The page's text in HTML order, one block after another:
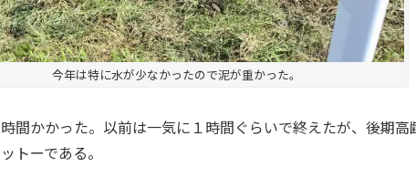
今年は特に水が少なかったので泥が重かった。
間かかった。以前は一気に１時間ぐらいで終えたが、後期高
トーである。